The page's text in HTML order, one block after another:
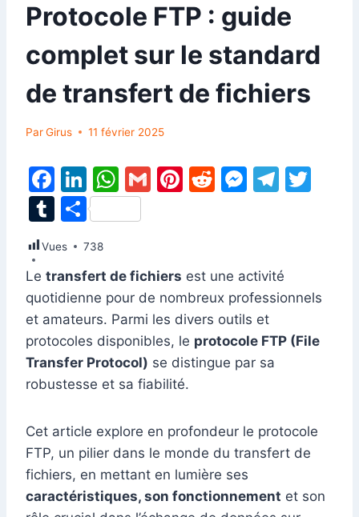
Protocole FTP : guide
complet sur le standard
de transfert de fichiers
ParGirus 11 février 2025
F
a
c
e
b
o
o
k
Li
n
k
e
dI
n
W
h
at
A
p
p
G
Pi
st
R
t
M
e
n
g
er
T
a
m
T
m
bl
r
P
ar
ta
g
er
Vues 738
Le transfert de fichiers est une activité
quotidienne pour de nombreux professionnels
et amateurs. Parmi les divers outils et
protocoles disponibles, le protocole FTP (File
Transfer Protocol) se distingue par sa
robustesse et sa fiabilité.
Cet article explore en profondeur le protocole
FTP, un pilier dans le monde du transfert de
fichiers, en mettant en lumière ses
caractéristiques, son fonctionnement et son